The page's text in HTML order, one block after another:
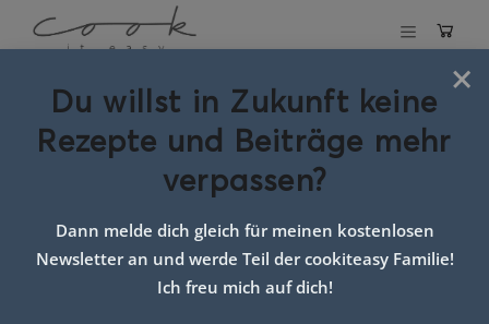
Schlagwort:
frische Petersilie
×
Du willst in Zukunft keine
Rezepte und Beiträge mehr
verpassen?
Dann melde dich gleich für meinen kostenlosen
Newsletter an und werde Teil der cookiteasy Familie!
Ich freu mich auf dich!